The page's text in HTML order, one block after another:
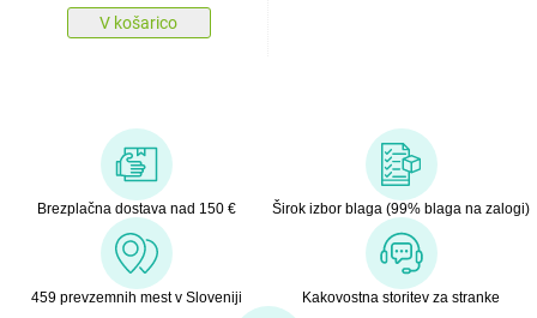
V košarico
Brezplačna dostava nad 150 € Širok izbor blaga (99% blaga na zalogi)
459 prevzemnih mest v Sloveniji Kakovostna storitev za stranke